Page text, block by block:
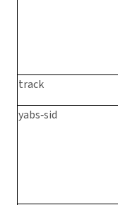
track
yabs‑sid